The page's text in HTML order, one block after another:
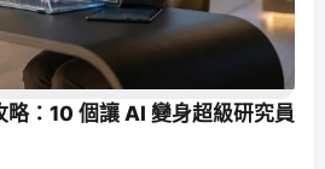
：10 個讓 AI 變身超級研究員